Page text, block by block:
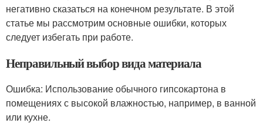
негативно сказаться на конечном результате. В этой
статье мы рассмотрим основные ошибки, которых
следует избегать при работе.
Неправильный выбор вида материала
Ошибка: Использование обычного гипсокартона в
помещениях с высокой влажностью, например, в ванной
или кухне.